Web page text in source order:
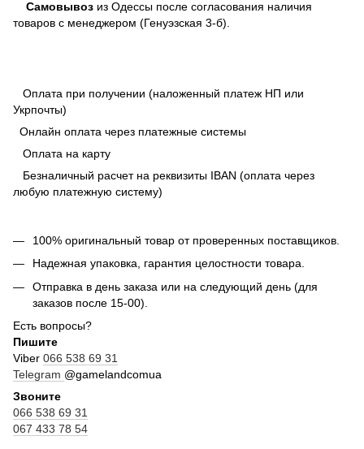
Самовывоз из Одессы после согласования наличия
товаров с менеджером (Генуэзская 3-б).
Оплата при получении (наложенный платеж НП или
Укрпочты)
Онлайн оплата через платежные системы
Оплата на карту
Безналичный расчет на реквизиты IBAN (оплата через
любую платежную систему)
100% оригинальный товар от проверенных поставщиков.
Надежная упаковка, гарантия целостности товара.
Отправка в день заказа или на следующий день (для
заказов после 15-00).
Есть вопросы?
Пишите
Viber 066 538 69 31
Telegram @gamelandcomua
Звоните
066 538 69 31
067 433 78 54